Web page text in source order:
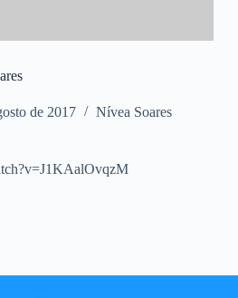
de 2017 Nívea Soares